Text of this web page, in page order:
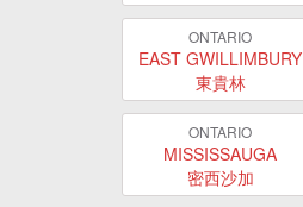
ONTARIO
EAST GWILLIMBURY
東貴林
ONTARIO
MISSISSAUGA
密西沙加